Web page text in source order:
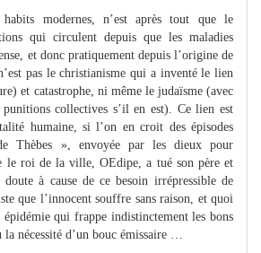
modernes, n’est après tout que le
qui circulent depuis que les maladies
et donc pratiquement depuis l’origine de
pas le christianisme qui a inventé le lien
et catastrophe, ni même le judaïsme (avec
collectives s’il en est). Ce lien est
humaine, si l’on en croit des épisodes
Thèbes », envoyée par les dieux pour
le roi de la ville, OEdipe, a tué son père et
doute à cause de ce besoin irrépressible de
que l’innocent souffre sans raison, et quoi
épidémie qui frappe indistinctement les bons
la nécessité d’un bouc émissaire …